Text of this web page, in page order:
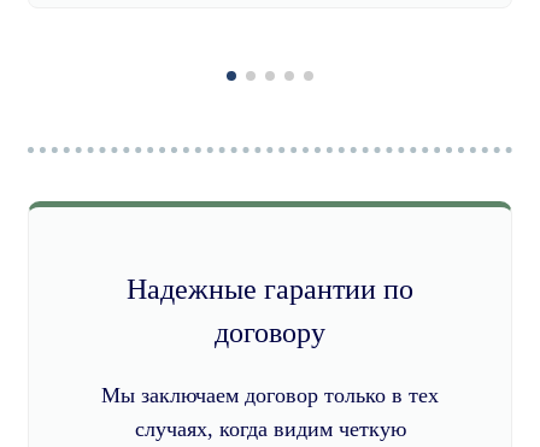
Надежные гарантии по
договору
Мы заключаем договор только в тех
случаях, когда видим четкую